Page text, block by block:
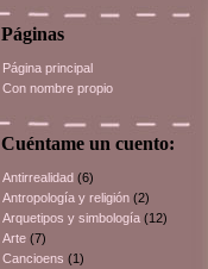
Páginas
Página principal
Con nombre propio
Cuéntame un cuento:
Antirrealidad (6)
Antropología y religión (2)
Arquetipos y simbología (12)
Arte (7)
Cancioens (1)